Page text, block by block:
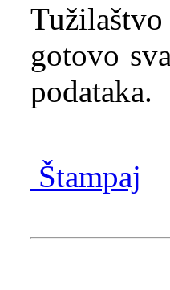
gotovo
podataka.
Štampaj